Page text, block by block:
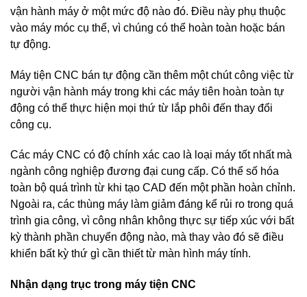
vận hành máy ở một mức độ nào đó. Điều này phụ thuộc
vào máy móc cụ thể, vì chúng có thể hoàn toàn hoặc bán
tự động.
Máy tiện CNC bán tự động cần thêm một chút công việc từ
người vận hành máy trong khi các máy tiên hoàn toàn tự
động có thể thực hiện mọi thứ từ lắp phôi đến thay đổi
công cụ.
Các máy CNC có độ chính xác cao là loại máy tốt nhất mà
ngành công nghiệp đương đại cung cấp. Có thể số hóa
toàn bộ quá trình từ khi tạo CAD đến một phần hoàn chỉnh.
Ngoài ra, các thùng máy làm giảm đáng kể rủi ro trong quá
trình gia công, vì công nhân không thực sự tiếp xúc với bất
kỳ thành phần chuyển động nào, mà thay vào đó sẽ điều
khiển bất kỳ thứ gì cần thiết từ màn hình máy tính.
Nhận dạng trục trong máy tiện CNC